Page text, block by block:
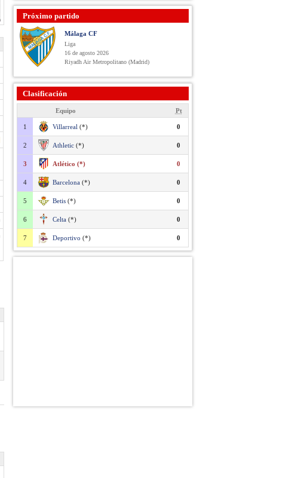
Próximo partido
Málaga CF
Liga
16 de agosto 2026
Riyadh Air Metropolitano (Madrid)
Clasificación
Equipo Pt
1 Villarreal (*) 0
2 Athletic (*) 0
3 Atlético (*) 0
4 Barcelona (*) 0
5 Betis (*) 0
6 Celta (*) 0
7 Deportivo (*) 0